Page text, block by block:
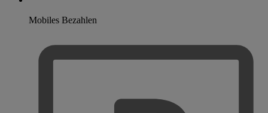
Mobiles Bezahlen